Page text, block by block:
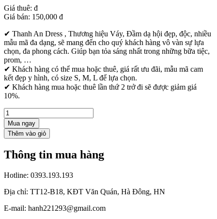
Giá thuê: đ
Giá bán: 150,000 đ
✔ Thanh An Dress , Thương hiệu Váy, Đầm dạ hội đẹp, độc, nhiều
mẫu mã đa dạng, sẽ mang đến cho quý khách hàng vô vàn sự lựa
chọn, đa phong cách. Giúp bạn tỏa sáng nhất trong những bữa tiệc,
prom, …
✔ Khách hàng có thể mua hoặc thuê, giá rất ưu đãi, mẫu mã cam
kết đẹp y hình, có size S, M, L để lựa chọn.
✔ Khách hàng mua hoặc thuê lần thứ 2 trở đi sẽ được giảm giá
10%.
Mua ngay
Thông tin mua hàng
Hotline: 0393.193.193
Địa chỉ: TT12-B18, KĐT Văn Quán, Hà Đông, HN
E-mail: hanh221293@gmail.com